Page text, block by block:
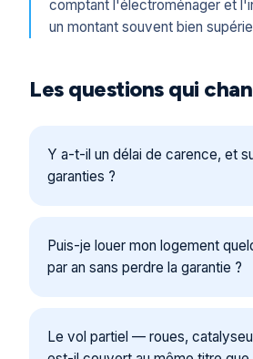
comptant l'électroménager et
un montant souvent bien
Les questions qui
Y a-t-il un délai de carence, et
garanties ?
Puis-je louer mon logement
par an sans perdre la garantie ?
Le vol partiel — roues,